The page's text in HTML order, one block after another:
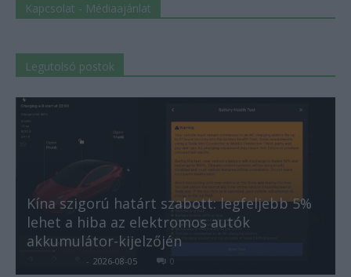
Kapcsolat - Médiaajánlat
Legutolsó postok
Kína szigorú határt szabott: legfeljebb 5%
lehet a hiba az elektromos autók
akkumulátor-kijelzőjén
- 2026-08-05 0